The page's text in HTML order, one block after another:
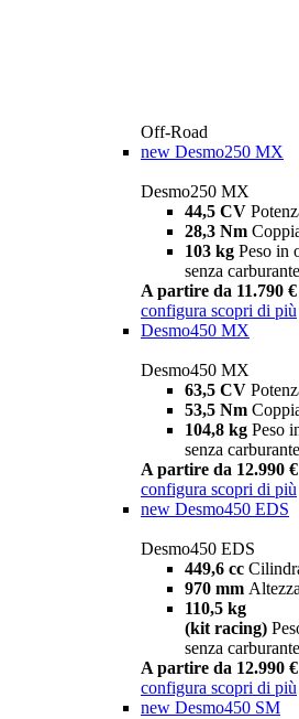
Off-Road
new Desmo250 MX
Desmo250 MX
44,5 CV
28,3 Nm
103 kg Peso in
senza carburante
A partire da 11.790 €
configura scopri di più
Desmo450 MX
Desmo450 MX
63,5 CV
53,5 Nm
104,8 kg Peso
senza carburante
A partire da 12.990 €
configura scopri di più
new Desmo450 EDS
Desmo450 EDS
449,6 cc
970 mm
110,5 kg
(kit racing)
senza carburante
A partire da 12.990 €
configura scopri di più
new Desmo450 SM